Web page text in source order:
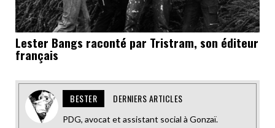
Lester Bangs raconté par Tristram, son éditeur
français
BESTER DERNIERS ARTICLES
PDG, avocat et assistant social à Gonzaï.